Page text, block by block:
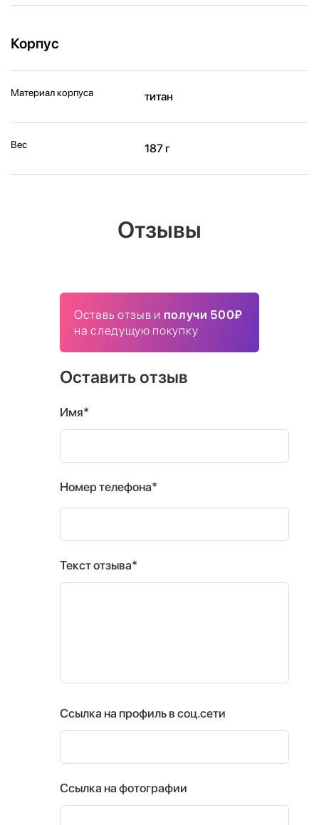
Корпус
Материал корпуса титан
Вес 187 г
Отзывы
Оставь отзыв и получи 500₽
на следущую покупку
Оставить отзыв
Имя*
Номер телефона*
Текст отзыва*
Ссылка на профиль в соц.сети
Ссылка на фотографии